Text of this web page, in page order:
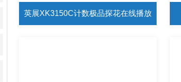
英展XK3150C计数极品探花在线播放